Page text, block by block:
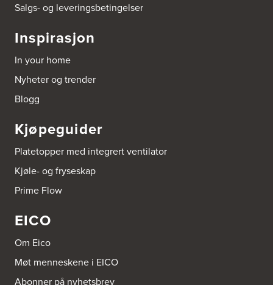
Byggmakker CF AS
Hotvedtveien 6, Tingvoll
Postboks 2107
3220 Sandefjord
Tel.:33-484000
http://www.sigdal.no
Byggmakker Eiker
3300 Hokksund
Tel.:32-252573
Byggmakker Gipling Mo i Rana
Verkstedveien 13
8601 Mo I Rana
Byggmakker Lillehammer
2619 Lillehammer
Salgs- og leveringsbetingelser
Inspirasjon
In your home
Nyheter og trender
Blogg
Kjøpeguider
Platetopper med integrert ventilator
Kjøle- og fryseskap
Prime Flow
EICO
Om Eico
Møt menneskene i EICO
Abonner på nyhetsbrev